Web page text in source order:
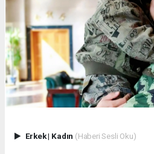
Erkek| Kadın (Haberi Sesli Oku)